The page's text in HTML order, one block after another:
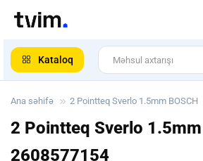
Kataloq
Ana səhifə 2 Pointteq Sverlo 1.5mm BOSCH
2 Pointteq Sverlo 1.5mm
2608577154